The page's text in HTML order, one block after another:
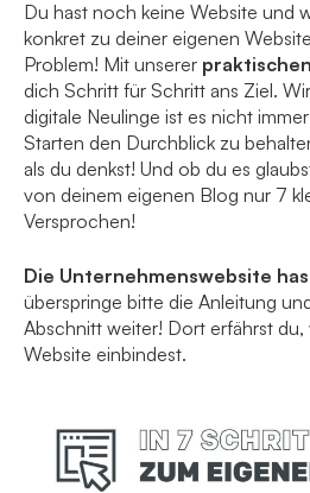
Du hast noch keine Website und
konkret zu deiner eigenen
Problem! Mit unserer
dich Schritt für Schritt ans Ziel.
digitale Neulinge ist es nicht
Starten den Durchblick zu
als du denkst! Und ob du es
von deinem eigenen Blog nur 7
Versprochen!
Die Unternehmenswebsite
überspringe bitte die Anleitung
Abschnitt weiter! Dort erfährst
Website einbindest.